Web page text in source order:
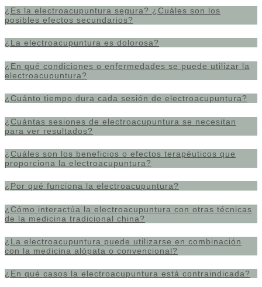
¿Es la electroacupuntura segura? ¿Cuáles son los
posibles efectos secundarios?
¿La electroacupuntura es dolorosa?
¿En qué condiciones o enfermedades se puede utilizar la
electroacupuntura?
¿Cuánto tiempo dura cada sesión de electroacupuntura?
¿Cuántas sesiones de electroacupuntura se necesitan
para ver resultados?
¿Cuáles son los beneficios o efectos terapéuticos que
proporciona la electroacupuntura?
¿Por qué funciona la electroacupuntura?
¿Cómo interactúa la electroacupuntura con otras técnicas
de la medicina tradicional china?
¿La electroacupuntura puede utilizarse en combinación
con la medicina alópata o convencional?
¿En qué casos la electroacupuntura está contraindicada?